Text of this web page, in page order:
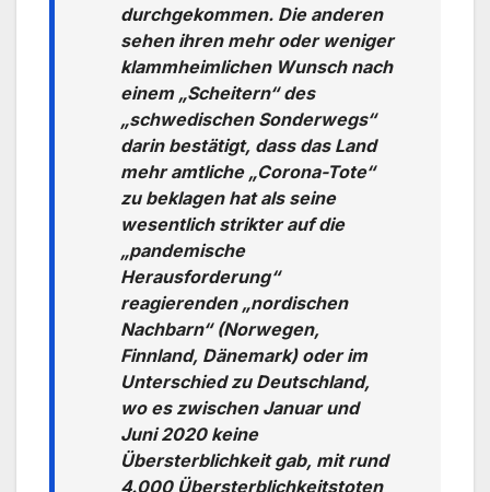
durchgekommen. Die anderen
sehen ihren mehr oder weniger
klammheimlichen Wunsch nach
einem „Scheitern“ des
„schwedischen Sonderwegs“
darin bestätigt, dass das Land
mehr amtliche „Corona-Tote“
zu beklagen hat als seine
wesentlich strikter auf die
„pandemische
Herausforderung“
reagierenden „nordischen
Nachbarn“ (Norwegen,
Finnland, Dänemark) oder im
Unterschied zu Deutschland,
wo es zwischen Januar und
Juni 2020 keine
Übersterblichkeit gab, mit rund
4.000 Übersterblichkeitstoten